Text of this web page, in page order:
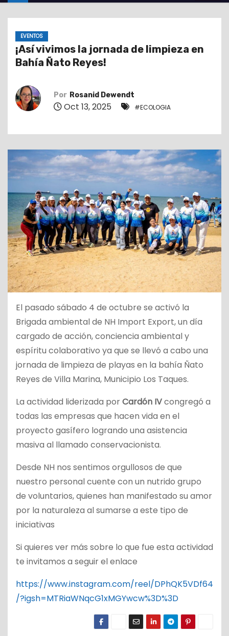
o
EVENTOS
¡Así vivimos la jornada de limpieza en
Bahía Ñato Reyes!
Por Rosanid Dewendt
Oct 13, 2025 #ECOLOGIA
El pasado sábado 4 de octubre se activó la
Brigada ambiental de NH Import Export, un día
cargado de acción, conciencia ambiental y
espíritu colaborativo ya que se llevó a cabo una
jornada de limpieza de playas en la bahía Ñato
Reyes de Villa Marina, Municipio Los Taques.
La actividad liderizada porCardón IVcongregó a
todas las empresas que hacen vida en el
proyecto gasífero logrando una asistencia
masiva al llamado conservacionista.
Desde NH nos sentimos orgullosos de que
nuestro personal cuente con un nutrido grupo
de voluntarios, quienes han manifestado su amor
por la naturaleza al sumarse a este tipo de
iniciativas
Si quieres ver más sobre lo que fue esta actividad
te invitamos a seguir el enlace
https://www.instagram.com/reel/DPhQK5VDf64
/?igsh=MTRiaWNqcG1xMGYwcw%3D%3D